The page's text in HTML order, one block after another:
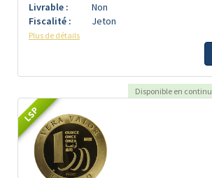
Livrable :
Non
Fiscalité :
Jeton
Plus de détails
Disponible en continu
LSP